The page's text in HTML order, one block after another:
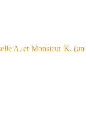
A. et Monsieur K. (un